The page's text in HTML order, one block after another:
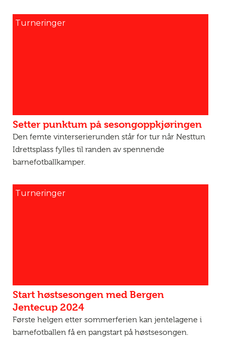
Turneringer
Setter punktum på sesongoppkjøringen
Den femte vinterserierunden står for tur når Nesttun
Idrettsplass fylles til randen av spennende
barnefotballkamper.
Turneringer
Start høstsesongen med Bergen
Jentecup 2024
Første helgen etter sommerferien kan jentelagene i
barnefotballen få en pangstart på høstsesongen.